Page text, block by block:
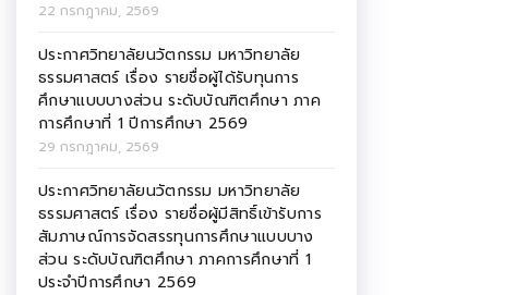
22 กรกฎาคม, 2569
ประกาศวิทยาลัยนวัตกรรม มหาวิทยาลัย
ธรรมศาสตร์ เรื่อง รายชื่อผู้ได้รับทุนการ
ศึกษาแบบบางส่วน ระดับบัณฑิตศึกษา ภาค
การศึกษาที่ 1 ปีการศึกษา 2569
29 กรกฎาคม, 2569
ประกาศวิทยาลัยนวัตกรรม มหาวิทยาลัย
ธรรมศาสตร์ เรื่อง รายชื่อผู้มีสิทธิ์เข้ารับการ
สัมภาษณ์การจัดสรรทุนการศึกษาแบบบาง
ส่วน ระดับบัณฑิตศึกษา ภาคการศึกษาที่ 1
ประจำปีการศึกษา 2569